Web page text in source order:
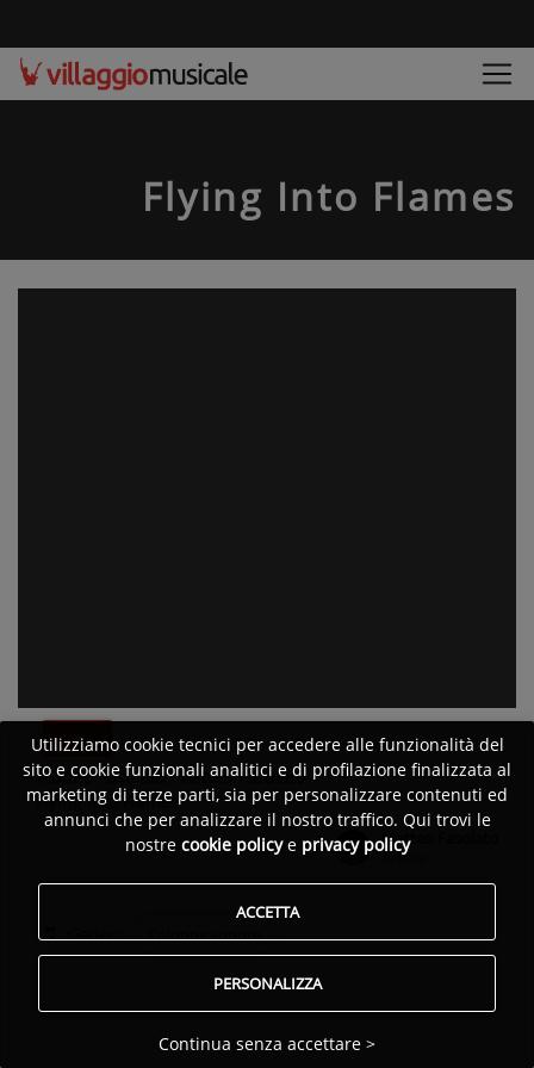
Flying Into Flames
Matteo Fasolato,Matteo Fasolato
Flying into Flames
Pubblicato da: Matteo Fasolato
Artista
Generi: Colonne sonore
Utilizziamo cookie tecnici per accedere alle funzionalità del
sito e cookie funzionali analitici e di profilazione finalizzata al
marketing di terze parti, sia per personalizzare contenuti ed
annunci che per analizzare il nostro traffico. Qui trovi le
nostre cookie policye privacy policy
ACCETTA
PERSONALIZZA
Continua senza accettare >